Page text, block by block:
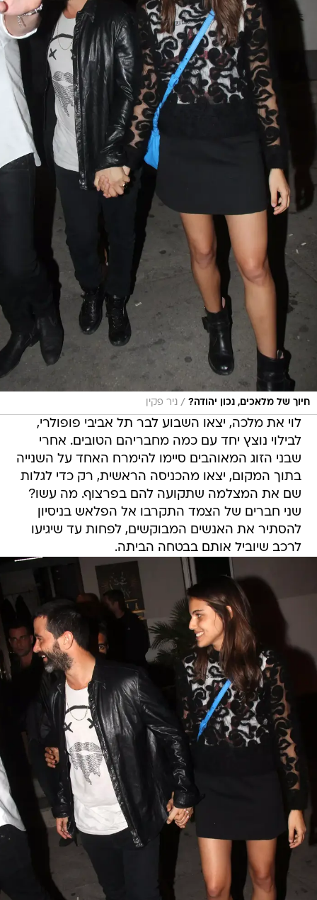
חיוך של מלאכים, נכון יהודה? / ניר פקין
לוי את מלכה, יצאו השבוע לבר תל אביבי פופולרי,
לבילוי נוצץ יחד עם כמה מחבריהם הטובים. אחרי
שבני הזוג המאוהבים סיימו להימרח האחד על השנייה
בתוך המקום, יצאו מהכניסה הראשית, רק כדי לגלות
שם את המצלמה שתקועה להם בפרצוף. מה עשו?
שני חברים של הצמד התקרבו אל הפלאש בניסיון
להסתיר את האנשים המבוקשים, לפחות עד שיגיעו
לרכב שיוביל אותם בבטחה הביתה.